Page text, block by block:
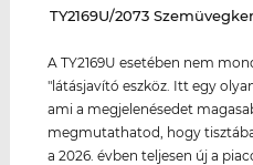
‌TY2169U/2073
A TY2169U esetében nem
"látásjavító eszköz. Itt egy
ami a megjelenésedet
megmutathatod, hogy
a 2026. évben teljesen új a